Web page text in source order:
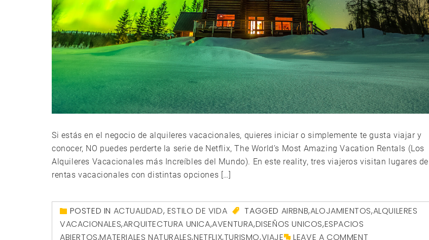
Si estás en el negocio de alquileres vacacionales, quieres iniciar o simplemente te gusta viajar y
conocer, NO puedes perderte la serie de Netflix, The World’s Most Amazing Vacation Rentals (Los
Alquileres Vacacionales más Increíbles del Mundo). En este reality, tres viajeros visitan lugares de
rentas vacacionales con distintas opciones […]
POSTED IN ACTUALIDAD, ESTILO DE VIDA TAGGED AIRBNB,ALOJAMIENTOS,ALQUILERES
VACACIONALES,ARQUITECTURA UNICA,AVENTURA,DISEÑOS UNICOS,ESPACIOS
ABIERTOS,MATERIALES NATURALES,NETFLIX,TURISMO,VIAJE LEAVE A COMMENT